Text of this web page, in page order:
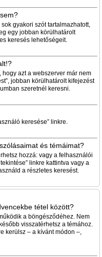
gyakori szót tartalmazhatott,
egy jobban körülhatárolt
keresés lehetőségeit.
azt a webszerver már nem
jobban körülhatárolt kifejezést
szeretnél keresni.
keresése” linkre.
és témáimat?
hozzá: vagy a felhasználói
linkre kattintva vagy a
a részletes keresést.
tétel között?
a böngésződéhez. Nem
visszatérhetsz a témához.
kerülsz – a kívánt módon –,